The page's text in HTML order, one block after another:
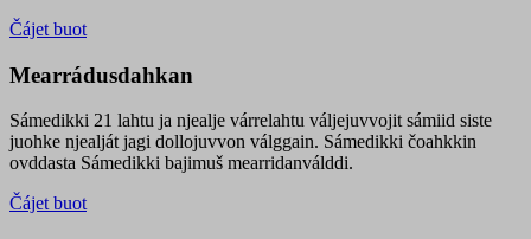
Čájet buot
Mearrádusdahkan
Sámedikki 21 lahtu ja njealje várrelahtu váljejuvvojit sámiid siste
juohke njealját jagi dollojuvvon válggain. Sámedikki čoahkkin
ovddasta Sámedikki bajimuš mearridanválddi.
Čájet buot